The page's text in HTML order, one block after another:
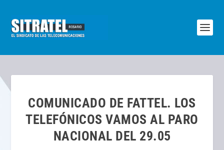
COMUNICADO DE FATTEL. LOS
TELEFÓNICOS VAMOS AL PARO
NACIONAL DEL 29.05